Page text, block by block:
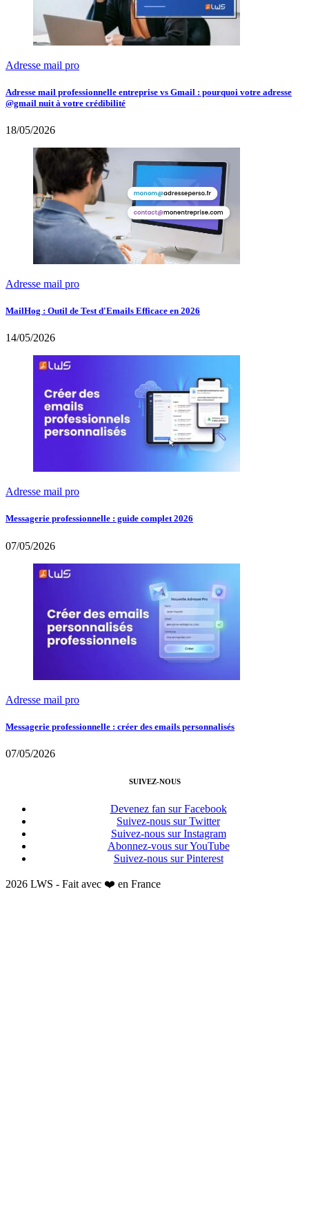
Adresse mail pro
Adresse mail professionnelle entreprise vs Gmail : pourquoi votre adresse
@gmail nuit à votre crédibilité
18/05/2026
Adresse mail pro
MailHog : Outil de Test d'Emails Efficace en 2026
14/05/2026
Adresse mail pro
Messagerie professionnelle : guide complet 2026
07/05/2026
Adresse mail pro
Messagerie professionnelle : créer des emails personnalisés
07/05/2026
SUIVEZ-NOUS
Devenez fan sur Facebook
Suivez-nous sur Twitter
Suivez-nous sur Instagram
Abonnez-vous sur YouTube
Suivez-nous sur Pinterest
2026 LWS - Fait avec ❤️ en France